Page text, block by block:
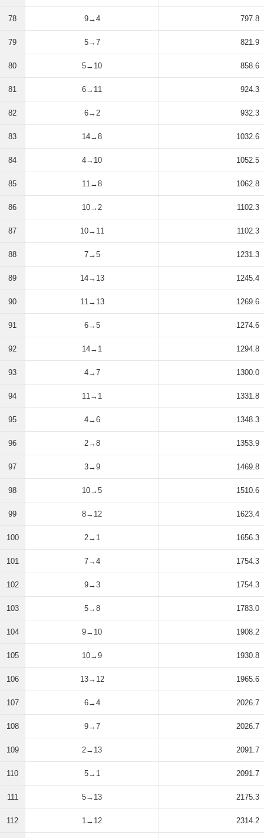
78 9→4 797.8
79 5→7 821.9
80 5→10 858.6
81 6→11 924.3
82 6→2 932.3
83 14→8 1032.6
84 4→10 1052.5
85 11→8 1062.8
86 10→2 1102.3
87 10→11 1102.3
88 7→5 1231.3
89 14→13 1245.4
90 11→13 1269.6
91 6→5 1274.6
92 14→1 1294.8
93 4→7 1300.0
94 11→1 1331.8
95 4→6 1348.3
96 2→8 1353.9
97 3→9 1469.8
98 10→5 1510.6
99 8→12 1623.4
100 2→1 1656.3
101 7→4 1754.3
102 9→3 1754.3
103 5→8 1783.0
104 9→10 1908.2
105 10→9 1930.8
106 13→12 1965.6
107 6→4 2026.7
108 9→7 2026.7
109 2→13 2091.7
110 5→1 2091.7
111 5→13 2175.3
112 1→12 2314.2